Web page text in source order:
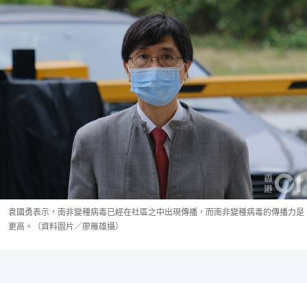
袁國勇表示，南非變種病毒已經在社區之中出現傳播，而南非變種病毒的傳播力是
更高。（資料圖片／廖雁雄攝）